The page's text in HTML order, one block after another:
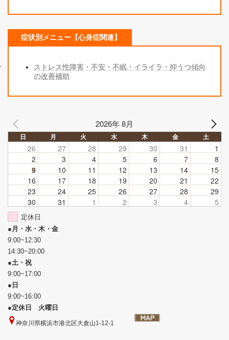
症状別メニュー【心身症関連】
ストレス性障害・不安・不眠・イライラ・抑うつ傾向
の改善補助
2026年 8月
日 月 火 水 木 金 土
26 27 28 29 30 31
1
2
3 4 5 6 7
8
9
10 11 12 13 14
15
16
17 18 19 20 21
22
23
24 25 26 27 28
29
30
31 1 2 3 4 5
定休日
● 月・水・木・金
9:00~12:30
14:30~20:00
●土・祝
9:00~17:00
● 日
9:00~16:00
●定休日 火曜日
神奈川県横浜市港北区大倉山1-12-1